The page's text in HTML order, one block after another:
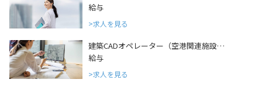
給与
求人を見る
建築CADオペレーター（空港関連施設…
給与
求人を見る